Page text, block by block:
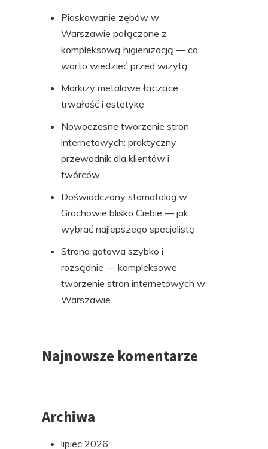
Piaskowanie zębów w
Warszawie połączone z
kompleksową higienizacją — co
warto wiedzieć przed wizytą
Markizy metalowe łączące
trwałość i estetykę
Nowoczesne tworzenie stron
internetowych: praktyczny
przewodnik dla klientów i
twórców
Doświadczony stomatolog w
Grochowie blisko Ciebie — jak
wybrać najlepszego specjalistę
Strona gotowa szybko i
rozsądnie — kompleksowe
tworzenie stron internetowych w
Warszawie
Najnowsze komentarze
Archiwa
lipiec 2026